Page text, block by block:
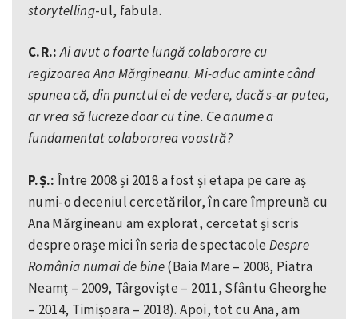
storytelling-ul, fabula.
C.R.: Ai avut o foarte lungă colaborare cu
regizoarea Ana Mărgineanu. Mi-aduc aminte când
spunea că, din punctul ei de vedere, dacă s-ar putea,
ar vrea să lucreze doar cu tine. Ce anume a
fundamentat colaborarea voastră?
P.Ș.: Între 2008 și 2018 a fost și etapa pe care aș
numi-o deceniul cercetărilor, în care împreună cu
Ana Mărgineanu am explorat, cercetat și scris
despre orașe mici în seria de spectacole Despre
România numai de bine(Baia Mare – 2008, Piatra
Neamț – 2009, Târgoviște – 2011, Sfântu Gheorghe
– 2014, Timișoara – 2018). Apoi, tot cu Ana, am